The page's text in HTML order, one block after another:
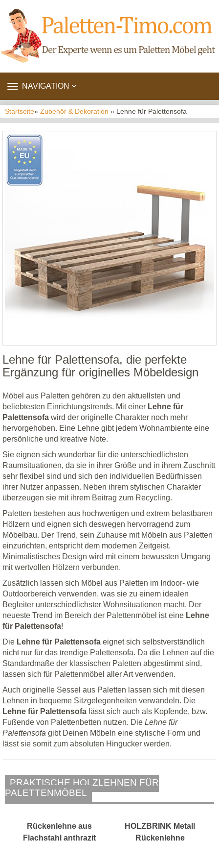
TOGGLE
NAVIGATION
Startseite» Zubehör & Dekoration » Lehne für Palettensofa
Lehne für Palettensofa, die perfekte
Ergänzung für originelles Möbeldesign
Möbel aus Paletten gehören zu den aktuellsten und
beliebtesten Einrichtungstrends. Mit einer Lehne für
Palettensofa wird der originelle Charakter noch mehr
hervorgehoben. Eine Lehne gibt jedem Wohnambiente eine
persönliche und kreative Note.
Sie eignen sich wunderbar für die unterschiedlichsten
Raumsituationen, da sie in ihrer Größe und in ihrem Zuschnitt
sehr flexibel sind und sich den individuellen Bedürfnissen
ihrer Nutzer anpassen. Neben ihrem stylischen Charakter
überzeugen sie mit ihrem Beitrag zum Recycling.
Paletten bestehen aus hochwertigen und extrem belastbaren
Hölzern und eignen sich deswegen hervorragend zum
Möbelbau. Der Trend, sein Zuhause mit Möbeln aus Paletten
einzurichten, entspricht dem modernen Zeitgeist.
Minimalistisches Design wird mit einem bewussten Umgang
mit wertvollen Hölzern verbunden.
Zusätzlich lassen sich Möbel aus Paletten im Indoor- wie
Outdoorbereich verwenden, was sie zu einem idealen
Begleiter unterschiedlichster Wohnsituationen macht. Der
neueste Trend im Bereich der Palettenmöbel ist eine Lehne
für Palettensofa!
Die Lehne für Palettensofa eignet sich selbstverständlich
nicht nur für das trendige Palettensofa. Da die Lehnen auf die
Standardmaße der klassischen Paletten abgestimmt sind,
lassen sich für Palettenmöbel aller Art verwenden.
Auch originelle Sessel aus Paletten lassen sich mit diesen
Lehnen in bequeme Sitzgelegenheiten verwandeln. Die
Lehne für Palettensofa lässt sich auch als Kopfende, bzw.
Fußende von Palettenbetten nutzen. Die Lehne für
Palettensofa gibt Deinen Möbeln eine stylische Form und
lässt sie somit zum absoluten Hingucker werden.
PRAKTISCHE HOLZLEHNEN FÜR
PALETTENMÖBEL
Rückenlehne aus
Flachstahl anthrazit
HOLZBRINK Metall
Rückenlehne